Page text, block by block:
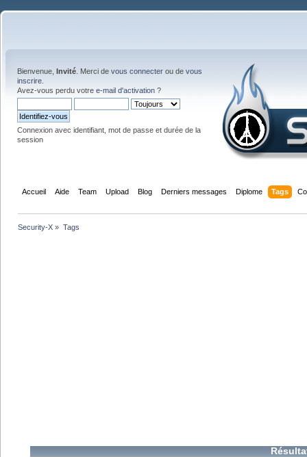
Bienvenue, Invité . Merci de vous connecter ou de vous
inscrire
Avez-vous perdu votre e-mail d'activation ?
Connexion avec identifiant, mot de passe et durée de la
session
Accueil Aide Team Upload Blog Derniers messages Diplome Tags
Security-X » Tags